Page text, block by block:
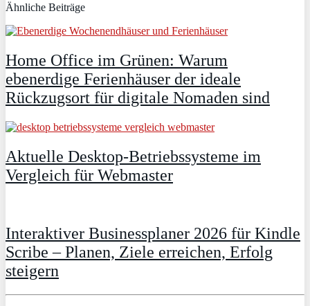
Ähnliche Beiträge
Home Office im Grünen: Warum
ebenerdige Ferienhäuser der ideale
Rückzugsort für digitale Nomaden sind
Aktuelle Desktop-Betriebssysteme im
Vergleich für Webmaster
Interaktiver Businessplaner 2026 für Kindle
Scribe – Planen, Ziele erreichen, Erfolg
steigern